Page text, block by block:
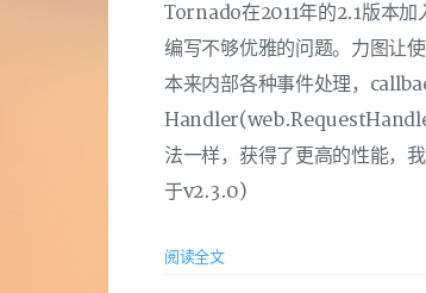
Tornado在2011年的2.1版本
编写不够优雅的问题。力图让
本来内部各种事件处理，
法一样，获得了更高的性能，
于v2.3.0)
阅读全文